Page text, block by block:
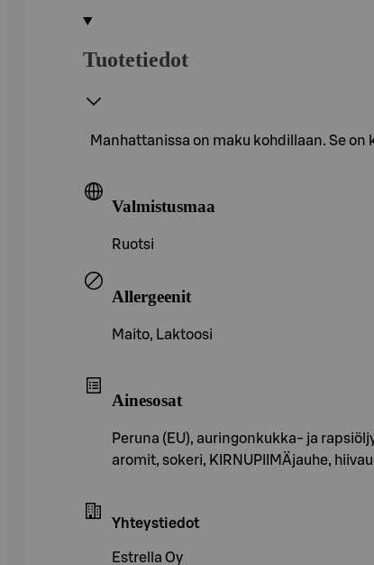
Tuotetiedot
Manhattanissa on maku kohdillaan. Se
Valmistusmaa
Ruotsi
Allergeenit
Maito, Laktoosi
Ainesosat
Peruna (EU), auringonkukka- ja
aromit, sokeri, KIRNUPIIMÄjauhe,
Yhteystiedot
Estrella Oy